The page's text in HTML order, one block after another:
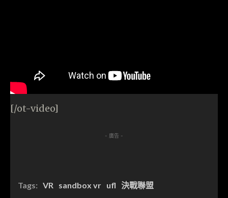
[/ot-video]
- 廣告 -
Tags: VR sandbox vr ufl 決戰聯盟